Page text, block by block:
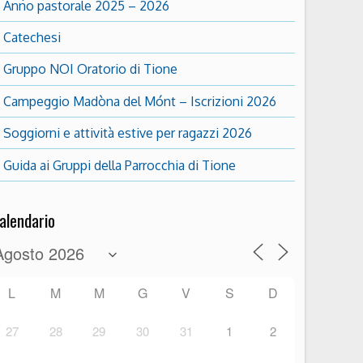
Anno pastorale 2025 – 2026
Catechesi
Gruppo NOI Oratorio di Tione
Campeggio Madòna del Mónt – Iscrizioni 2026
Soggiorni e attività estive per ragazzi 2026
Guida ai Gruppi della Parrocchia di Tione
L M M G V S D
27 28 29 30 31 1 2